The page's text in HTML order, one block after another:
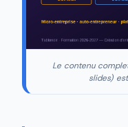
Le contenu
slides)